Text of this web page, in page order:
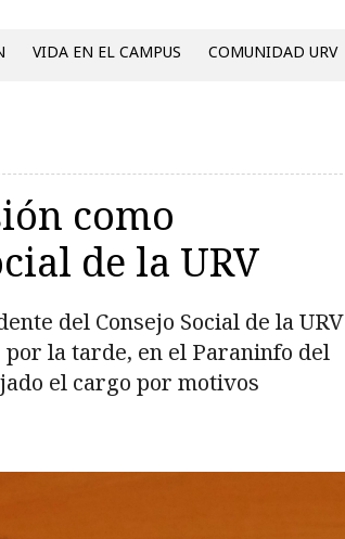
VIDA EN EL CAMPUS COMUNIDAD URV
como
de la URV
del Consejo Social de la URV
la tarde, en el Paraninfo del
el cargo por motivos